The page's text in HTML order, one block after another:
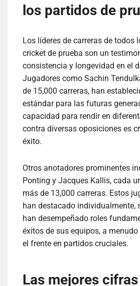
los partidos de
Los líderes de carreras de todos
cricket de prueba son un
consistencia y longevidad en el
Jugadores como Sachin
de 15,000 carreras, han
estándar para las futuras
capacidad para rendir en
contra diversas oposiciones es
éxito.
Otros anotadores prominentes
Ponting y Jacques Kallis, cada
más de 13,000 carreras. Estos
han destacado individualmente,
han desempeñado roles
éxitos de sus equipos, a
el frente en partidos cruciales.
Las mejores